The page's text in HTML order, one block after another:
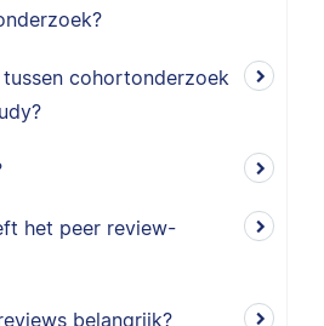
cohortonderzoek
het peer review-
belangrijk?